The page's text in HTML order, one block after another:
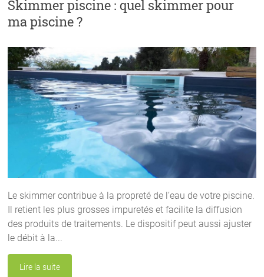
Skimmer piscine : quel skimmer pour
ma piscine ?
Le skimmer contribue à la propreté de l’eau de votre piscine.
Il retient les plus grosses impuretés et facilite la diffusion
des produits de traitements. Le dispositif peut aussi ajuster
le débit à la...
Lire la suite